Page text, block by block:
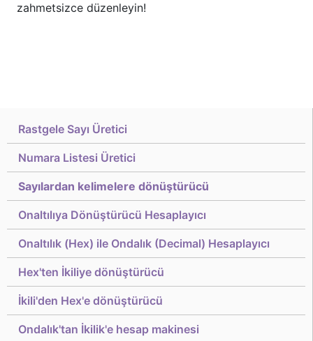
Rastgele Sayı Üretici
Numara Listesi Üretici
Sayılardan kelimelere dönüştürücü
Onaltılıya Dönüştürücü Hesaplayıcı
Onaltılık (Hex) ile Ondalık (Decimal) Hesaplayıcı
Hex'ten İkiliye dönüştürücü
İkili'den Hex'e dönüştürücü
Ondalık'tan İkilik'e hesap makinesi
zahmetsizce düzenleyin!